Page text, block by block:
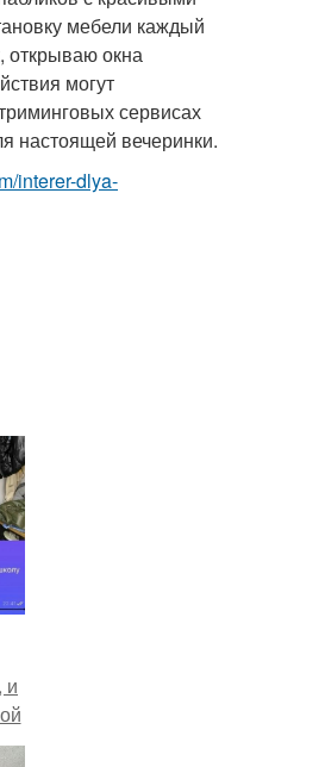
мебели каждый
открываю окна
могут
сервисах
настоящей вечеринки.
interer-dlya-
и